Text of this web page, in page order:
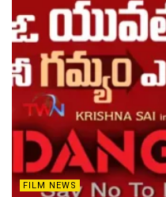
FILM NEWS